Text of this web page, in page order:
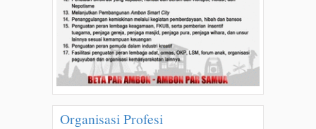
Organisasi Profesi